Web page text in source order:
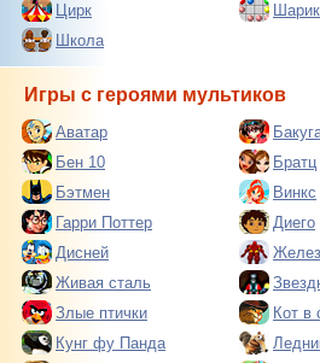
Цирк
Школа
Игры с героями мультиков
Аватар
Бен 10
Братц
Бэтмен
Винкс
Гарри Поттер
Диего
Дисней
Живая сталь
Злые птички
Кот в
Кунг фу Панда